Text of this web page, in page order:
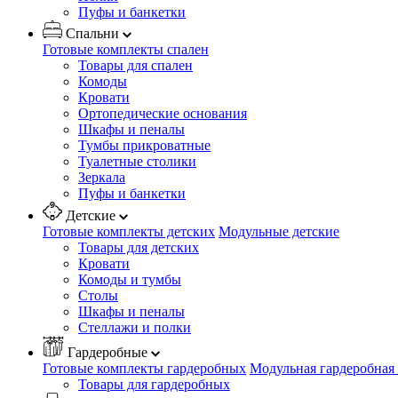
Пуфы и банкетки
Спальни
Готовые комплекты спален
Товары для спален
Комоды
Кровати
Ортопедические основания
Шкафы и пеналы
Тумбы прикроватные
Туалетные столики
Зеркала
Пуфы и банкетки
Детские
Готовые комплекты детских Модульные детские
Товары для детских
Кровати
Комоды и тумбы
Столы
Шкафы и пеналы
Стеллажи и полки
Гардеробные
Готовые комплекты гардеробных Модульная
Товары для гардеробных